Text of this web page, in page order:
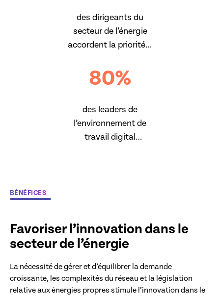
des dirigeants du
secteur de l’énergie
accordent la priorité à
digitale transparente
pour les employés
80%
des leaders de
l’environnement de
travail digital
BÉNÉFICES
Favoriser l’innovation dans le
secteur de l’énergie
La nécessité de gérer et d’équilibrer la demande
croissante, les complexités du réseau et la législation
relative aux énergies propres stimule l’innovation dans le